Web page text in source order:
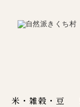
米・雑穀・豆